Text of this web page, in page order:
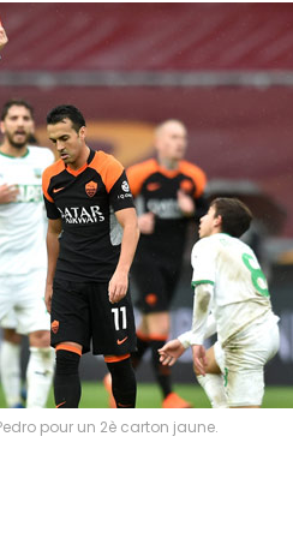
pour un 2è carton jaune.